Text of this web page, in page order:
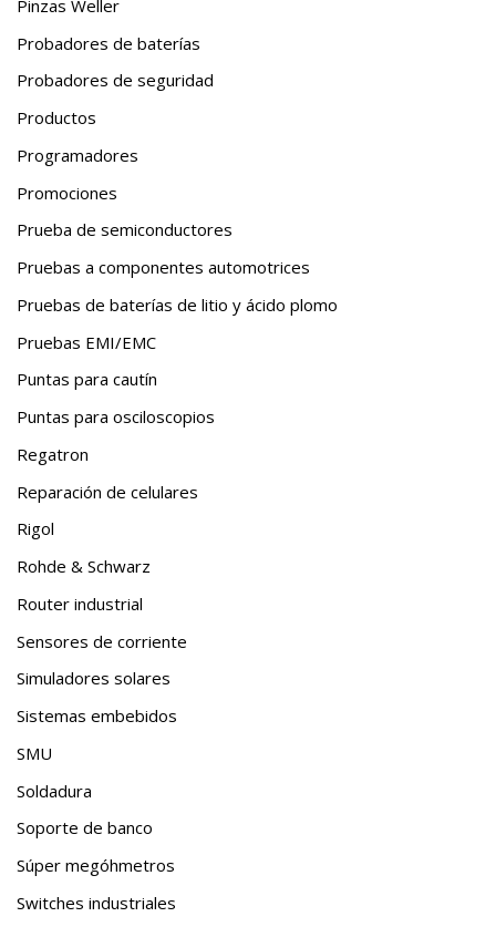
Pinzas Weller
Probadores de baterías
Probadores de seguridad
Productos
Programadores
Promociones
Prueba de semiconductores
Pruebas a componentes automotrices
Pruebas de baterías de litio y ácido plomo
Pruebas EMI/EMC
Puntas para cautín
Puntas para osciloscopios
Regatron
Reparación de celulares
Rigol
Rohde & Schwarz
Router industrial
Sensores de corriente
Simuladores solares
Sistemas embebidos
SMU
Soldadura
Soporte de banco
Súper megóhmetros
Switches industriales